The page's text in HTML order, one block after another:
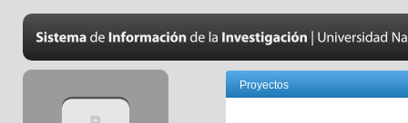
Proyectos